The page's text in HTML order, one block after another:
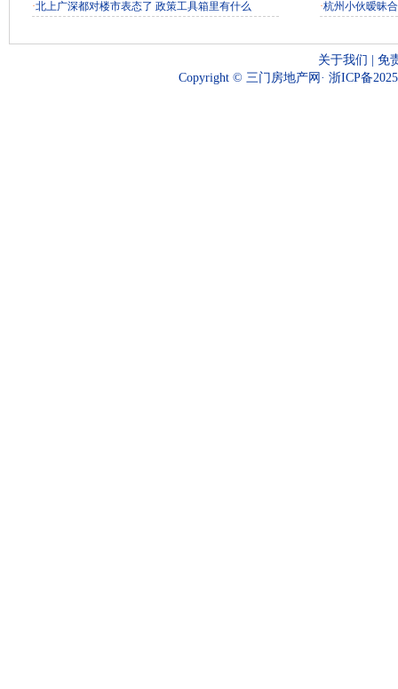
·北上广深都对楼市表态了 政策工具箱里有什么 ·杭州小伙暧昧
关于我们
免
Copyright © 三门房地产网· 浙ICP备